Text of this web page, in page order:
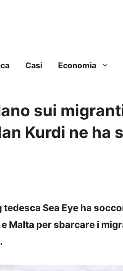
Casi Economia
sui
Kurdi ne ha
tedesca Sea Eye ha
Malta per sbarcare i